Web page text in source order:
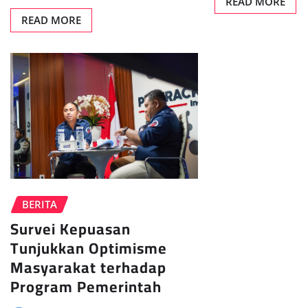
READ MORE
BERITA
Survei Kepuasan
Tunjukkan Optimisme
Masyarakat terhadap
Program Pemerintah